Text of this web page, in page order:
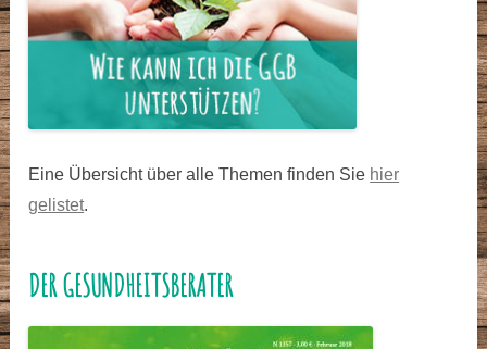
Eine Übersicht über alle Themen finden Sie hier
gelistet.
DER GESUNDHEITSBERATER